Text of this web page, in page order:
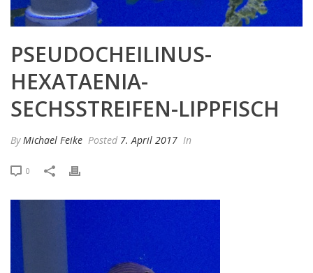
PSEUDOCHEILINUS-
HEXATAENIA-
SECHSSTREIFEN-LIPPFISCH
By Michael Feike Posted 7. April 2017 In
0